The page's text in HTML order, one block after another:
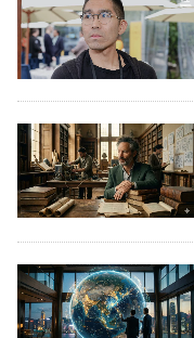
題
投
資
樓
市
理
商
業